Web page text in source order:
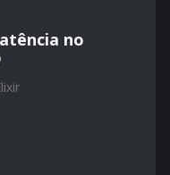
no